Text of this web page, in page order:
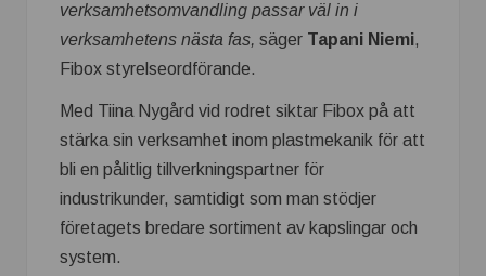
verksamhetsomvandling passar väl in i
verksamhetens nästa fas, säger Tapani Niemi,
Fibox styrelseordförande.
Med Tiina Nygård vid rodret siktar Fibox på att
stärka sin verksamhet inom plastmekanik för att
bli en pålitlig tillverkningspartner för
industrikunder, samtidigt som man stödjer
företagets bredare sortiment av kapslingar och
system.